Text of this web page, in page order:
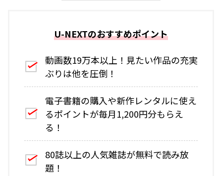
U-NEXTのおすすめポイント
動画数19万本以上！見たい作品の充実
ぶりは他を圧倒！
電子書籍の購入や新作レンタルに使え
るポイントが毎月1,200円分もらえ
る！
80誌以上の人気雑誌が無料で読み放
題！